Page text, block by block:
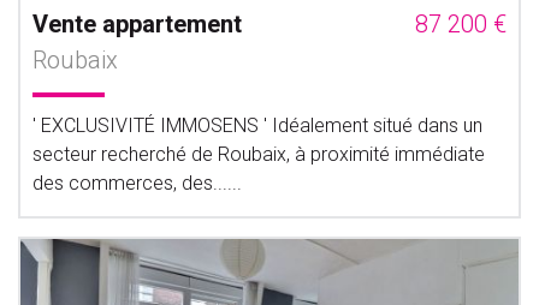
Vente appartement
87 200 €
Roubaix
' EXCLUSIVITÉ IMMOSENS ' Idéalement situé dans un
secteur recherché de Roubaix, à proximité immédiate
des commerces, des......